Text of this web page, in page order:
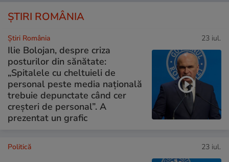
ȘTIRI ROMÂNIA
Știri România 23 iul.
Ilie Bolojan, despre criza
posturilor din sănătate:
„Spitalele cu cheltuieli de
personal peste media națională
trebuie depunctate când cer
creșteri de personal”. A
prezentat un grafic
Politică 23 iul.